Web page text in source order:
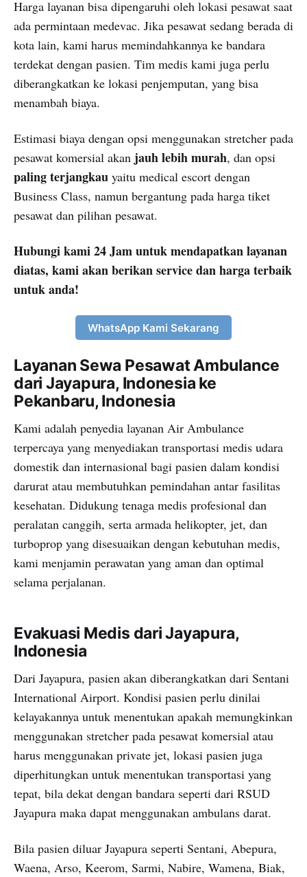
Harga layanan bisa dipengaruhi oleh lokasi pesawat saat
ada permintaan medevac. Jika pesawat sedang berada di
kota lain, kami harus memindahkannya ke bandara
terdekat dengan pasien. Tim medis kami juga perlu
diberangkatkan ke lokasi penjemputan, yang bisa
menambah biaya.
Estimasi biaya dengan opsi menggunakan stretcher pada
pesawat komersial akan jauh lebih murah, dan opsi
paling terjangkau yaitu medical escort dengan
Business Class, namun bergantung pada harga tiket
pesawat dan pilihan pesawat.
Hubungi kami 24 Jam untuk mendapatkan layanan
diatas, kami akan berikan service dan harga terbaik
untuk anda!
WhatsApp Kami Sekarang
Layanan Sewa Pesawat Ambulance
dari Jayapura, Indonesia ke
Pekanbaru, Indonesia
Kami adalah penyedia layanan Air Ambulance
terpercaya yang menyediakan transportasi medis udara
domestik dan internasional bagi pasien dalam kondisi
darurat atau membutuhkan pemindahan antar fasilitas
kesehatan. Didukung tenaga medis profesional dan
peralatan canggih, serta armada helikopter, jet, dan
turboprop yang disesuaikan dengan kebutuhan medis,
kami menjamin perawatan yang aman dan optimal
selama perjalanan.
Evakuasi Medis dari Jayapura,
Indonesia
Dari Jayapura, pasien akan diberangkatkan dari Sentani
International Airport. Kondisi pasien perlu dinilai
kelayakannya untuk menentukan apakah memungkinkan
menggunakan stretcher pada pesawat komersial atau
harus menggunakan private jet, lokasi pasien juga
diperhitungkan untuk menentukan transportasi yang
tepat, bila dekat dengan bandara seperti dari RSUD
Jayapura maka dapat menggunakan ambulans darat.
Bila pasien diluar Jayapura seperti Sentani, Abepura,
Waena, Arso, Keerom, Sarmi, Nabire, Wamena, Biak,